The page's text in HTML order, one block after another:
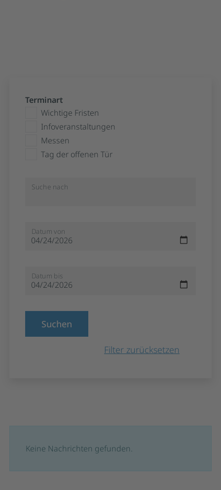
Terminart
Wichtige Fristen
Infoveranstaltungen
Messen
Tag der offenen Tür
Suche nach
Datum von
Datum bis
Filter zurücksetzen
Keine Nachrichten gefunden.